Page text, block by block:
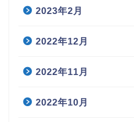
2023年2月
2022年12月
2022年11月
2022年10月